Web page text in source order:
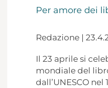
Per amore dei
Redazione |
Il 23 aprile si
mondiale del
dall’UNESCO nel